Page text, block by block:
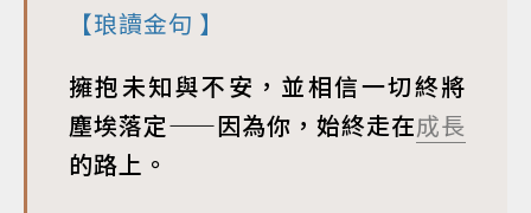
【琅讀金句 】
擁抱未知與不安，並相信一切終將
塵埃落定——因為你，始終走在成長
的路上。